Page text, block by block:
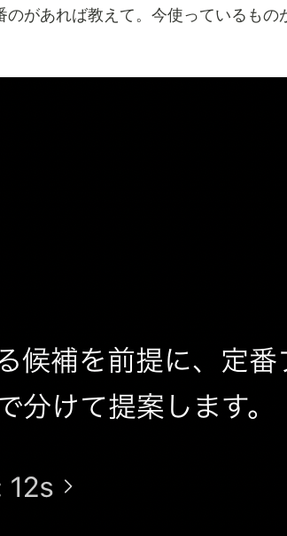
があれば教えて。今使っているもの